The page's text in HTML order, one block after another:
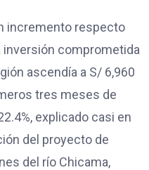
incremento respecto
inversión comprometida
ascendía a S/ 6,960
tres meses de
explicado casi en
del proyecto de
del río Chicama,